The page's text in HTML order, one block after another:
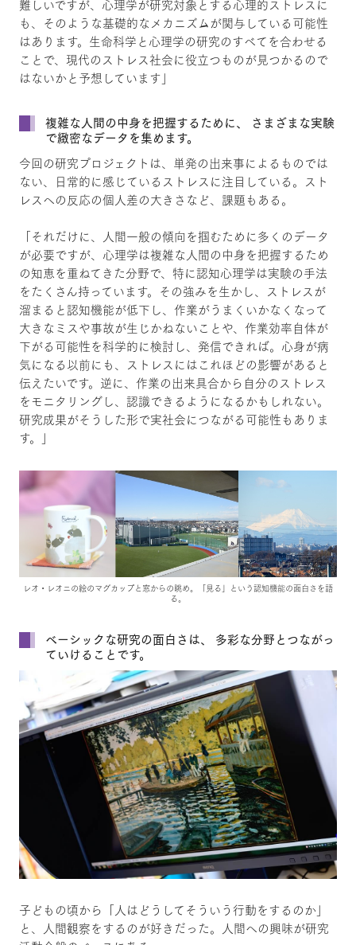
難しいですが、心理学が研究対象とする心理的ストレスに
も、そのような基礎的なメカニズムが関与している可能性
はあります。生命科学と心理学の研究のすべてを合わせる
ことで、現代のストレス社会に役立つものが見つかるので
はないかと予想しています」
複雑な人間の中身を把握するために、 さまざまな実験
で緻密なデータを集めます。
今回の研究プロジェクトは、単発の出来事によるものでは
ない、日常的に感じているストレスに注目している。スト
レスへの反応の個人差の大きさなど、課題もある。
「それだけに、人間一般の傾向を掴むために多くのデータ
が必要ですが、心理学は複雑な人間の中身を把握するため
の知恵を重ねてきた分野で、特に認知心理学は実験の手法
をたくさん持っています。その強みを生かし、ストレスが
溜まると認知機能が低下し、作業がうまくいかなくなって
大きなミスや事故が生じかねないことや、作業効率自体が
下がる可能性を科学的に検討し、発信できれば。心身が病
気になる以前にも、ストレスにはこれほどの影響があると
伝えたいです。逆に、作業の出来具合から自分のストレス
をモニタリングし、認識できるようになるかもしれない。
研究成果がそうした形で実社会につながる可能性もありま
す。」
レオ・レオニの絵のマグカップと窓からの眺め。「見る」という認知機能の面白さを語
る。
ベーシックな研究の面白さは、 多彩な分野とつながっ
ていけることです。
子どもの頃から「人はどうしてそういう行動をするのか」
と、人間観察をするのが好きだった。人間への興味が研究